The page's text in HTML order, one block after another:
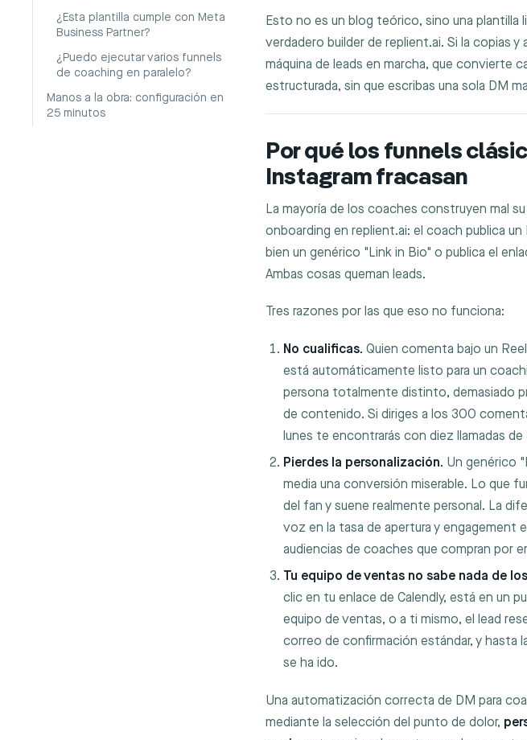
¿Esta plantilla cumple con Meta
Business Partner?
¿Puedo ejecutar varios funnels
de coaching en paralelo?
Manos a la obra: configuración en
25 minutos
Esto no es un blog teórico, sino una plantilla
verdadero builder de replient.ai. Si la copias
máquina de leads en marcha, que convierte
estructurada, sin que escribas una sola DM
Por qué los funnels
Instagram fracasan
La mayoría de los coaches construyen mal
onboarding en replient.ai: el coach publica
bien un genérico "Link in Bio" o publica el
Ambas cosas queman leads.
Tres razones por las que eso no funciona:
No cualificas. Quien comenta bajo un
está automáticamente listo para un
persona totalmente distinto, demasiado
de contenido. Si diriges a los 300
lunes te encontrarás con diez llamadas
Pierdes la personalización. Un genérico
media una conversión miserable. Lo que
del fan y suene realmente personal. La
voz en la tasa de apertura y engagement
audiencias de coaches que compran por
Tu equipo de ventas no sabe nada de
clic en tu enlace de Calendly, está en un
equipo de ventas, o a ti mismo, el lead
correo de confirmación estándar, y hasta
se ha ido.
Una automatización correcta de DM para
mediante la selección del punto de dolor,